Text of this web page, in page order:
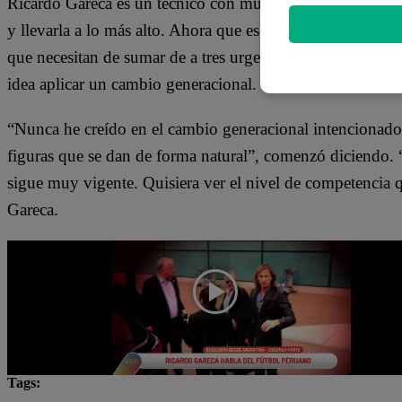
y llevarla a lo más alto. Ahora que es DT de ‘La Roja’,
que necesitan de sumar de a tres urgentemente. Por ello,
idea aplicar un cambio generacional.
“Nunca he creído en el cambio generacional
figuras que se dan de forma natural”, comenzó
sigue muy vigente. Quisiera ver el nivel de competencia
Gareca.
Tags: